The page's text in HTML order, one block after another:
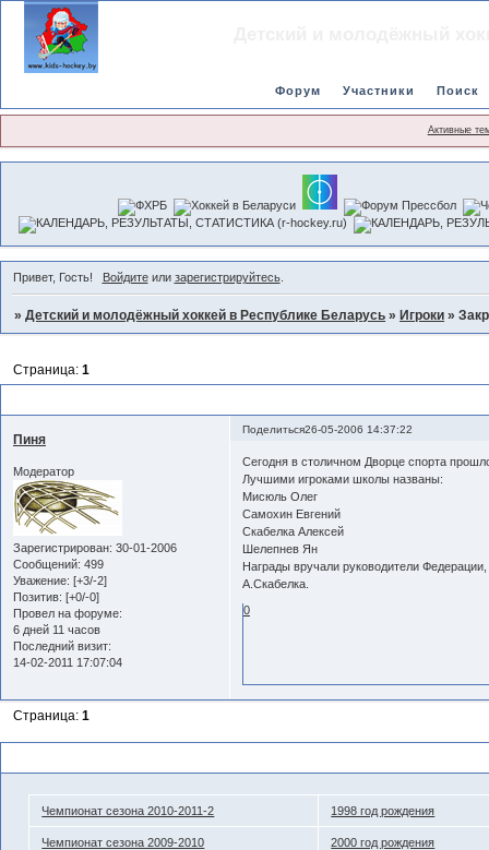
Форум Участники Поиск
Активные
Привет, Гость! Войдитеили зарегистрируйтесь.
»Детский и молодёжный хоккей в Республике Беларусь »Игроки »
Страница:1
Поделиться26-05-2006 14:37:22
Пиня
Модератор
Зарегистрирован: 30-01-2006
Сообщений: 499
Уважение: [+3/-2]
Позитив: [+0/-0]
Провел на форуме:
6 дней 11 часов
Последний визит:
14-02-2011 17:07:04
Сегодня в столичном Дворце спорта
Лучшими игроками школы названы:
Мисюль Олег
Самохин Евгений
Скабелка Алексей
Шелепнев Ян
Награды вручали руководители
А.Скабелка.
0
Страница:1
Чемпионат сезона 2010-2011-2 1998 год рождения
Чемпионат сезона 2009-2010 2000 год рождения